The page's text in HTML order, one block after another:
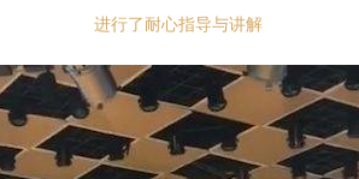
进行了耐心指导与讲解